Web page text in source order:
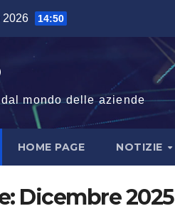
2026 14:50
mondo delle aziende
HOME PAGE NOTIZIE
Dicembre 2025